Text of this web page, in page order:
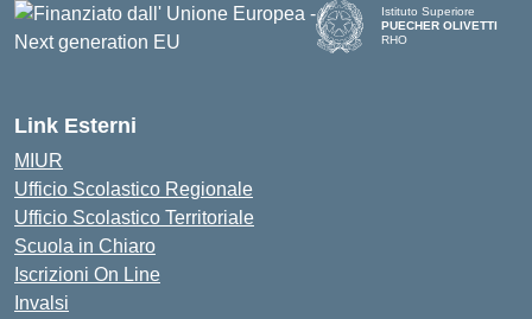
Istituto Superiore
PUECHER OLIVETTI
RHO
Link Esterni
MIUR
Ufficio Scolastico Regionale
Ufficio Scolastico Territoriale
Scuola in Chiaro
Iscrizioni On Line
Invalsi